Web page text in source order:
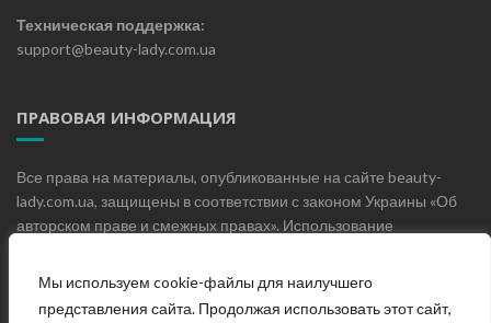
Мы используем cookie-файлы для наилучшего
представления сайта. Продолжая использовать этот сайт,
Техническая поддержка:
support@beauty-lady.com.ua
ПРАВОВАЯ ИНФОРМАЦИЯ
Все права на материалы, опубликованные на сайте beauty-
lady.com.ua, защищены в соответствии с законом Украины «Об
авторском праве и смежных правах». Использование
письменного разрешения редакции не допускается.